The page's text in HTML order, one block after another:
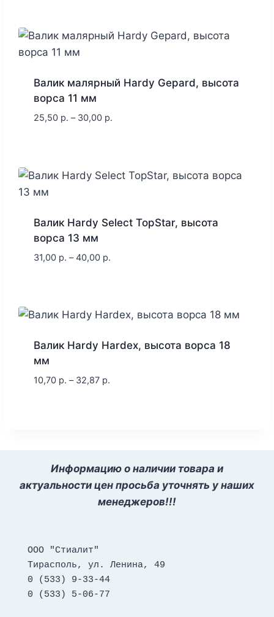
Валик малярный Hardy Gepard, высота
ворса 11 мм
25,50 р. – 30,00 р.
Валик Hardy Select TopStar, высота
ворса 13 мм
31,00 р. –40,00 р.
Валик Hardy Hardex, высота ворса 18
мм
10,70 р. – 32,87 р.
Информацию о наличии товара и
актуальности цен просьба уточнять у наших
менеджеров!!!
ООО "Стиалит"
Тирасполь, ул. Ленина, 49
0 (533) 9-33-44
0 (533) 5-06-77